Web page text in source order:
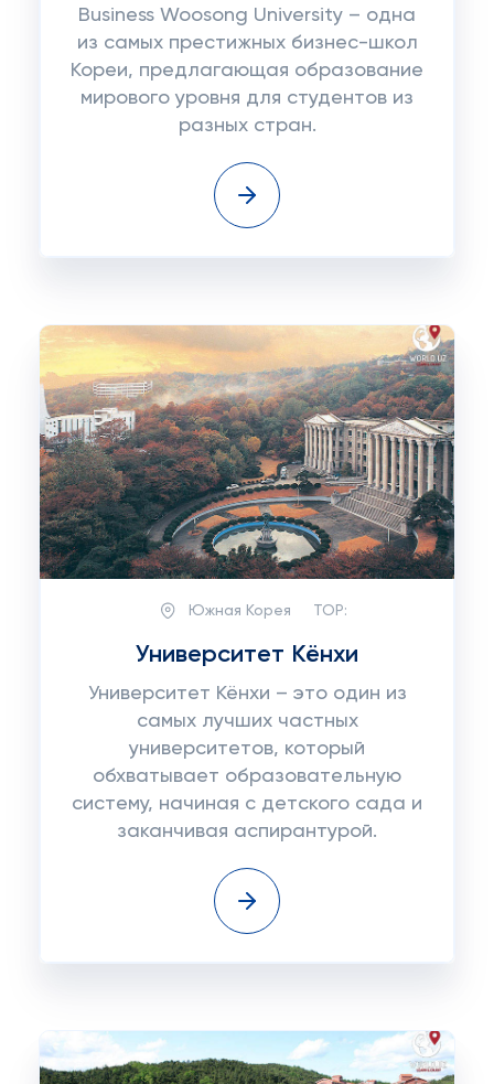
Business Woosong University – одна
из самых престижных бизнес-школ
Кореи, предлагающая образование
мирового уровня для студентов из
разных стран.
Южная Корея TOP:
Университет Кёнхи
Университет Кёнхи – это один из
самых лучших частных
университетов, который
обхватывает образовательную
систему, начиная с детского сада и
заканчивая аспирантурой.